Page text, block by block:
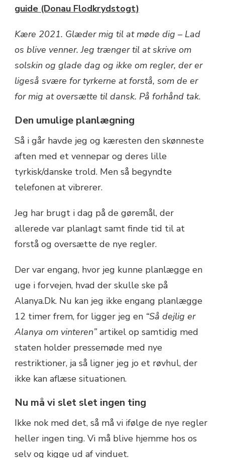
guide (Donau Flodkrydstogt)
Kære 2021. Glæder mig til at møde dig – Lad
os blive venner. Jeg trænger til at skrive om
solskin og glade dag og ikke om regler, der er
ligeså svære for tyrkerne at forstå, som de er
for mig at oversætte til dansk. På forhånd tak.
Den umulige planlægning
Så i går havde jeg og kæresten den skønneste
aften med et vennepar og deres lille
tyrkisk/danske trold. Men så begyndte
telefonen at vibrerer.
Jeg har brugt i dag på de gøremål, der
allerede var planlagt samt finde tid til at
forstå og oversætte de nye regler.
Der var engang, hvor jeg kunne planlægge en
uge i forvejen, hvad der skulle ske på
Alanya.Dk. Nu kan jeg ikke engang planlægge
12 timer frem, for ligger jeg en “Så dejlig er
Alanya om vinteren”artikel op samtidig med
staten holder pressemøde med nye
restriktioner, ja så ligner jeg jo et røvhul, der
ikke kan aflæse situationen.
Nu må vi slet slet ingen ting
Ikke nok med det, så må vi ifølge de nye regler
heller ingen ting. Vi må blive hjemme hos os
selv og kigge ud af vinduet.